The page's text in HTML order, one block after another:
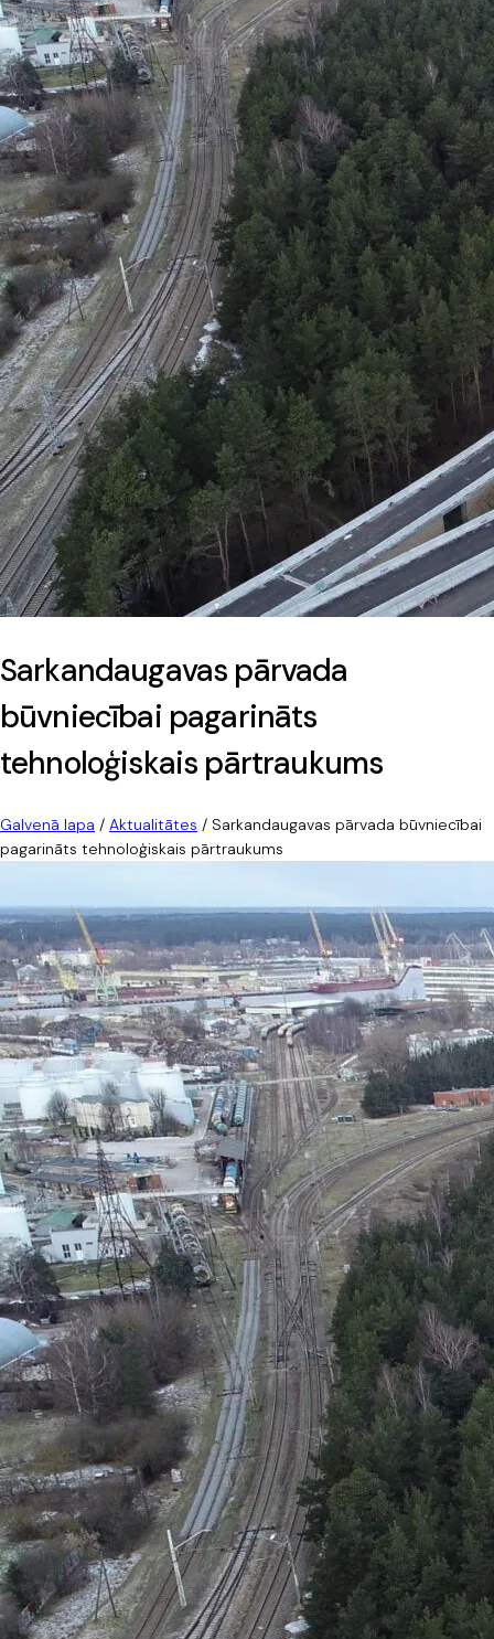
Sarkandaugavas pārvada
būvniecībai pagarināts
tehnoloģiskais pārtraukums
Galvenā lapa / Aktualitātes / Sarkandaugavas pārvada būvniecībai
pagarināts tehnoloģiskais pārtraukums